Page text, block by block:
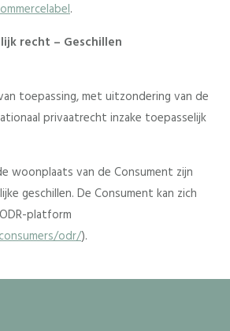
.
recht – Geschillen
toepassing, met uitzondering van de
privaatrecht inzake toepasselijk
woonplaats van de Consument zijn
geschillen. De Consument kan zich
platform
odr/).